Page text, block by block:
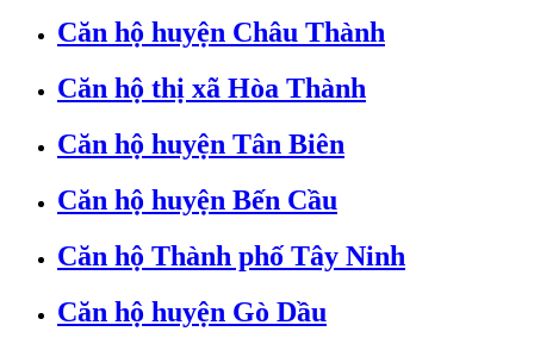
Căn hộ huyện Châu Thành
Căn hộ thị xã Hòa Thành
Căn hộ huyện Tân Biên
Căn hộ huyện Bến Cầu
Căn hộ Thành phố Tây Ninh
Căn hộ huyện Gò Dầu